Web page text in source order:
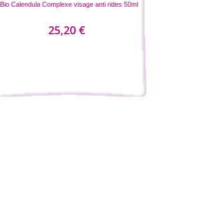
Bio Calendula Complexe visage anti rides 50ml
25,20 €